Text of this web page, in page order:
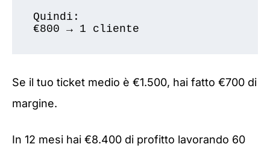
Quindi:
Se il tuo ticket medio è €1.500, hai fatto €700 di
margine.
In 12 mesi hai €8.400 di profitto lavorando 60